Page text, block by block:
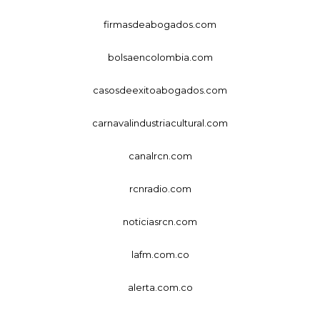
firmasdeabogados.com
bolsaencolombia.com
casosdeexitoabogados.com
carnavalindustriacultural.com
canalrcn.com
rcnradio.com
noticiasrcn.com
lafm.com.co
alerta.com.co